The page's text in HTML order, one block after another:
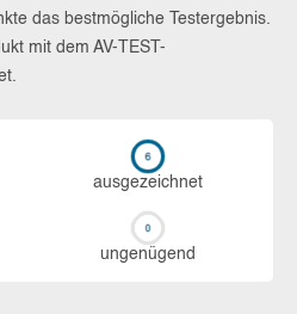
das bestmögliche Testergebnis.
mit dem AV-TEST-
aus­ge­zeich­net
un­ge­nü­gend